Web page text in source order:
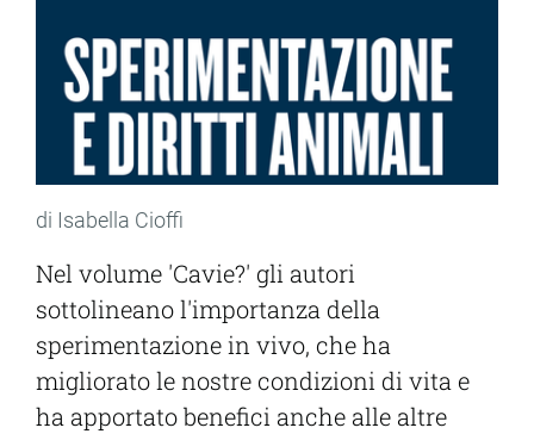
di Isabella Cioffi
Nel volume 'Cavie?' gli autori
sottolineano l'importanza della
sperimentazione in vivo, che ha
migliorato le nostre condizioni di vita e
ha apportato benefici anche alle altre